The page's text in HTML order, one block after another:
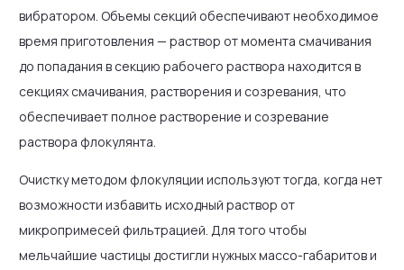
вибратором. Объемы секций обеспечивают необходимое
время приготовления — раствор от момента смачивания
до попадания в секцию рабочего раствора находится в
секциях смачивания, растворения и созревания, что
обеспечивает полное растворение и созревание
раствора флокулянта.
Очистку методом флокуляции используют тогда, когда нет
возможности избавить исходный раствор от
микропримесей фильтрацией. Для того чтобы
мельчайшие частицы достигли нужных массо-габаритов и